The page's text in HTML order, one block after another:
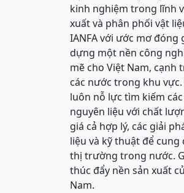
kinh nghiệm trong lĩnh
xuất và phân phối vật
IANFA với ước mơ đóng
dựng một nền công
mẽ cho Việt Nam, cạnh
các nước trong khu
luôn nỗ lực tìm kiếm
nguyên liệu với chất
giá cả hợp lý, các giải
liệu và kỹ thuật để cung
thị trường trong nước.
thúc đẩy nền sản xuất
Nam.